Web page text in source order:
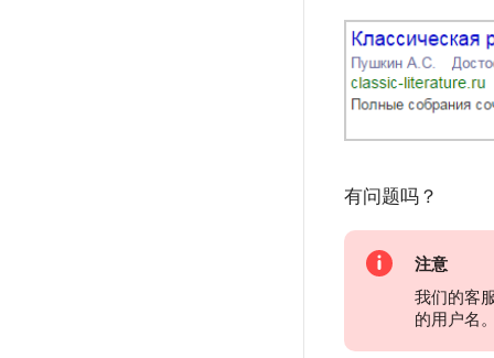
有问题吗？
注意
我们的客
的用户名